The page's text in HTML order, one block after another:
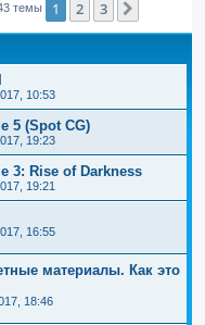
темы 1 2 3
10:53
5 (Spot CG)
19:23
3: Rise of Darkness
19:21
16:55
материалы. Как это
18:46